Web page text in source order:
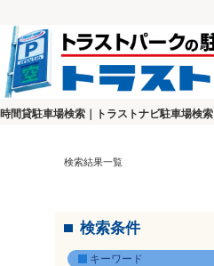
時間貸駐車場検索｜トラストナビ駐車場検索
検索結果一覧
検索条件
キーワード